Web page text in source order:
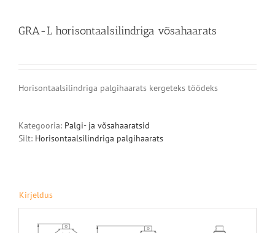
GRA-L horisontaalsilindriga võsahaarats
Horisontaalsilindriga palgihaarats kergeteks töödeks
Kategooria: Palgi- ja võsahaaratsid
Silt: Horisontaalsilindriga palgihaarats
Kirjeldus